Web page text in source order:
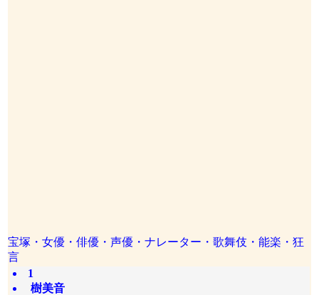
宝塚・女優・俳優・声優・ナレーター・歌舞伎・能楽・狂
言
1
樹美音